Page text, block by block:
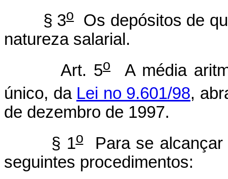
§ 3oOs depósitos de
natureza salarial.
Art. 5o
A média
único, da Lei no 9.601/98,
de dezembro de 1997.
§ 1oPara se alcançar
seguintes procedimentos: